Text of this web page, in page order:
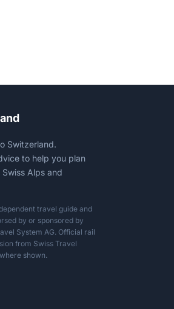
Switzerland.
to help you plan
Alps and
travel guide and
by or sponsored by
System AG. Official rail
from Swiss Travel
shown.